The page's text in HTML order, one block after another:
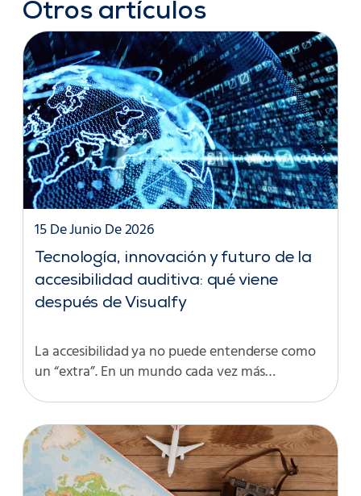
Otros artículos
Tecnología, innovación y futuro de la
accesibilidad auditiva: qué viene
después de Visualfy
15 De Junio De 2026
La accesibilidad ya no puede entenderse como
un “extra”. En un mundo cada vez más…